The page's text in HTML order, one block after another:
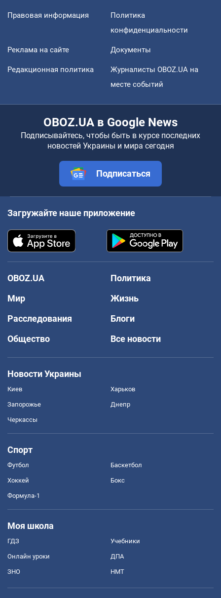
Правовая информация
Политика
конфиденциальности
Реклама на сайте Документы
Редакционная политика
Журналисты OBOZ.UA на
месте событий
OBOZ.UA в Google News
Подписывайтесь, чтобы быть в курсе последних
новостей Украины и мира сегодня
Подписаться
Загружайте наше приложение
OBOZ.UA
Политика
Мир
Жизнь
Расследования
Блоги
Общество
Все новости
Новости Украины
Киев Харьков
Запорожье Днепр
Черкассы
Спорт
Футбол Баскетбол
Хоккей Бокс
Формула-1
Моя школа
ГДЗ Учебники
Онлайн уроки ДПА
ЗНО НМТ